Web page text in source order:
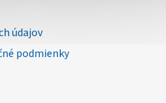
údajov
podmienky